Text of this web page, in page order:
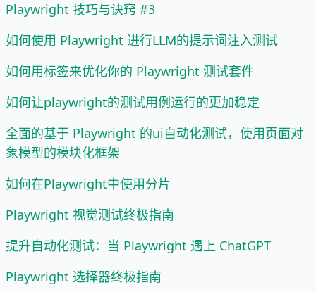
Playwright 技巧与诀窍 #3
如何使用 Playwright 进行LLM的提示词注入测试
如何用标签来优化你的 Playwright 测试套件
如何让playwright的测试用例运行的更加稳定
全面的基于 Playwright 的ui自动化测试，使用页面对
象模型的模块化框架
如何在Playwright中使用分片
Playwright 视觉测试终极指南
提升自动化测试：当 Playwright 遇上 ChatGPT
Playwright 选择器终极指南